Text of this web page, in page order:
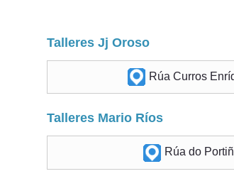
Talleres Jj Oroso
Rúa Curros
Talleres Mario Ríos
Rúa do